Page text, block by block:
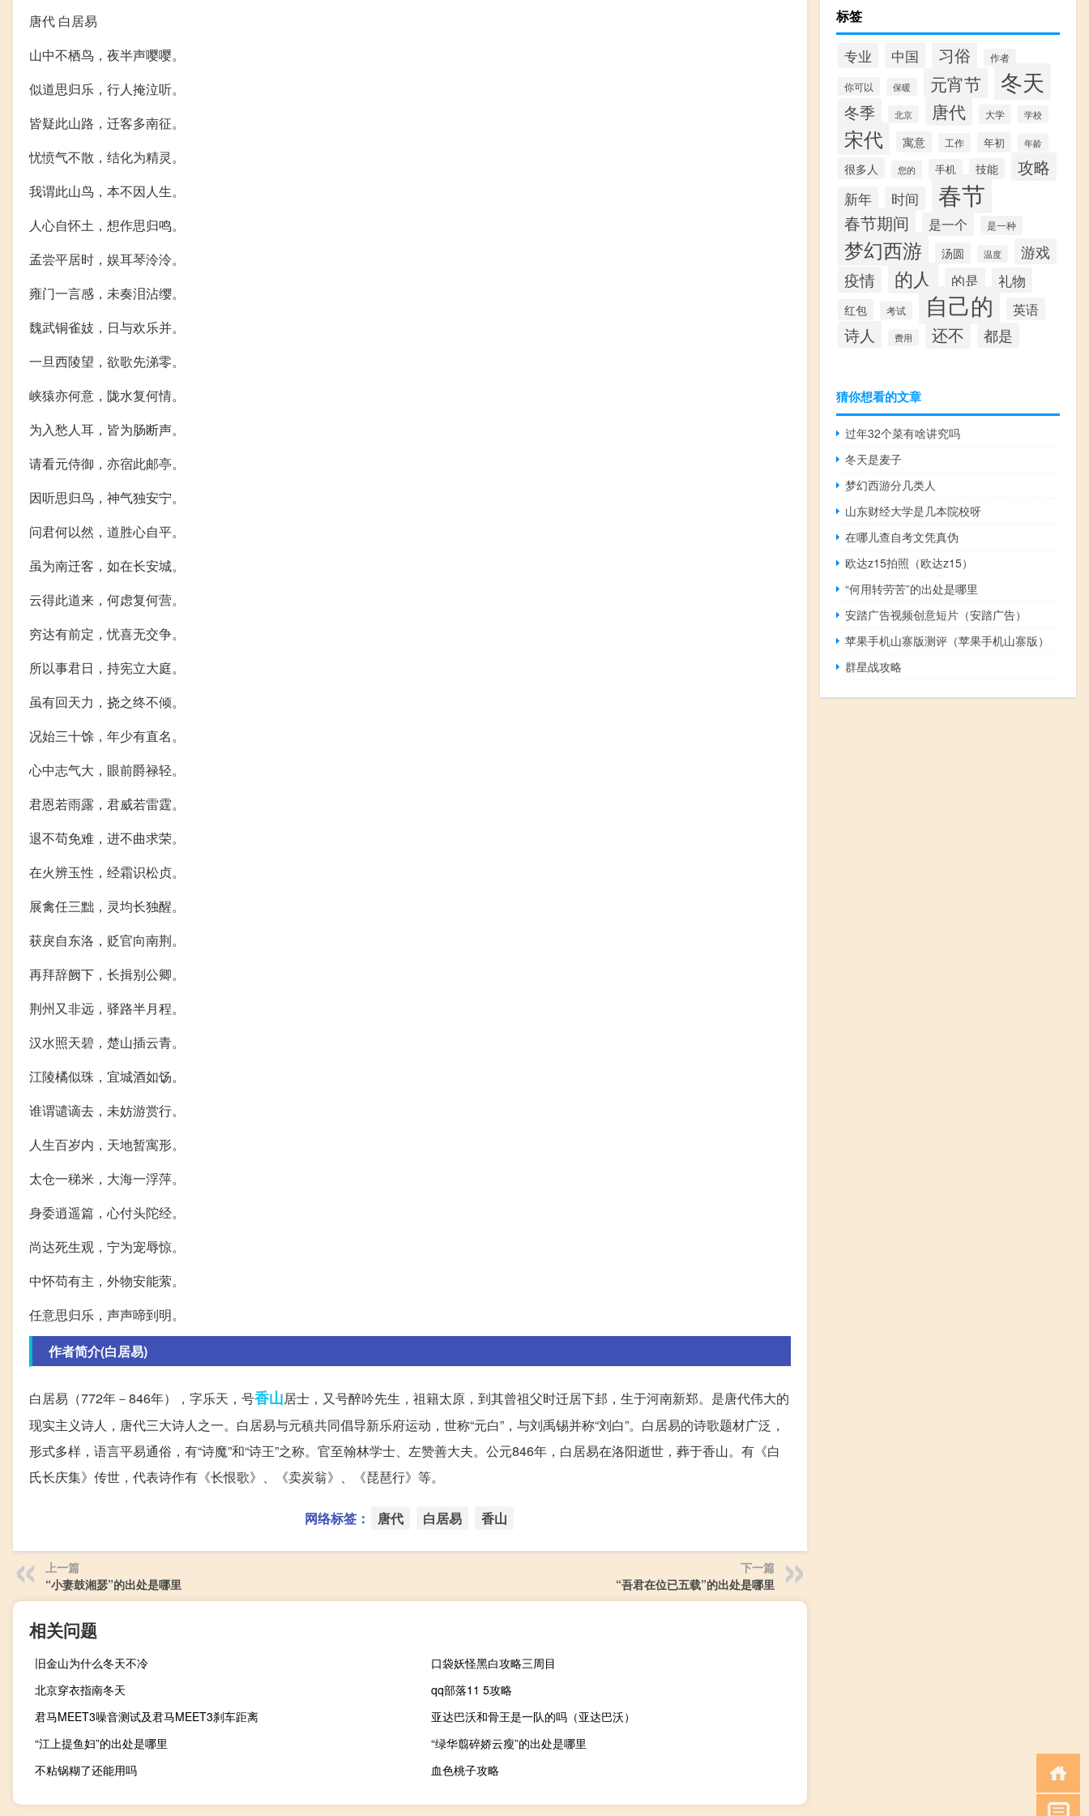
唐代 白居易
山中不栖鸟，夜半声嘤嘤。
似道思归乐，行人掩泣听。
皆疑此山路，迁客多南征。
忧愤气不散，结化为精灵。
我谓此山鸟，本不因人生。
人心自怀土，想作思归鸣。
孟尝平居时，娱耳琴泠泠。
雍门一言感，未奏泪沾缨。
魏武铜雀妓，日与欢乐并。
一旦西陵望，欲歌先涕零。
峡猿亦何意，陇水复何情。
为入愁人耳，皆为肠断声。
请看元侍御，亦宿此邮亭。
因听思归鸟，神气独安宁。
问君何以然，道胜心自平。
虽为南迁客，如在长安城。
云得此道来，何虑复何营。
穷达有前定，忧喜无交争。
所以事君日，持宪立大庭。
虽有回天力，挠之终不倾。
况始三十馀，年少有直名。
心中志气大，眼前爵禄轻。
君恩若雨露，君威若雷霆。
退不苟免难，进不曲求荣。
在火辨玉性，经霜识松贞。
展禽任三黜，灵均长独醒。
获戾自东洛，贬官向南荆。
再拜辞阙下，长揖别公卿。
荆州又非远，驿路半月程。
汉水照天碧，楚山插云青。
江陵橘似珠，宜城酒如饧。
谁谓谴谪去，未妨游赏行。
人生百岁内，天地暂寓形。
太仓一稊米，大海一浮萍。
身委逍遥篇，心付头陀经。
尚达死生观，宁为宠辱惊。
中怀苟有主，外物安能萦。
任意思归乐，声声啼到明。
作者简介(白居易)
白居易（772年－846年），字乐天，号香山居士，又号醉吟先生，祖籍太原，到其曾祖父时迁居下邽，生于河南新郑。是唐代伟大的
现实主义诗人，唐代三大诗人之一。白居易与元稹共同倡导新乐府运动，世称“元白”，与刘禹锡并称“刘白”。白居易的诗歌题材广泛，
形式多样，语言平易通俗，有“诗魔”和“诗王”之称。官至翰林学士、左赞善大夫。公元846年，白居易在洛阳逝世，葬于香山。有《白
氏长庆集》传世，代表诗作有《长恨歌》、《卖炭翁》、《琵琶行》等。
网络标签： 唐代 白居易 香山
上一篇
“小妻鼓湘瑟”的出处是哪里
下一篇
“吾君在位已五载”的出处是哪里
相关问题
旧金山为什么冬天不冷
口袋妖怪黑白攻略三周目
北京穿衣指南冬天
qq部落11 5攻略
君马MEET3噪音测试及君马MEET3刹车距离
亚达巴沃和骨王是一队的吗（亚达巴沃）
“江上提鱼妇”的出处是哪里
“绿华翦碎娇云瘦”的出处是哪里
不粘锅糊了还能用吗
血色桃子攻略
标签
专业 中国 习俗 作者
你可以 保暖 元宵节 冬天
冬季 北京 唐代 大学 学校
宋代 寓意 工作 年初 年龄
很多人 您的 手机 技能 攻略
新年 时间 春节
春节期间 是一个 是一种
梦幻西游 汤圆 温度
游戏
疫情
的人 的是 礼物
红包 考试 自己的 英语
诗人 费用 还不 都是
猜你想看的文章
过年32个菜有啥讲究吗
冬天是麦子
梦幻西游分几类人
山东财经大学是几本院校呀
在哪儿查自考文凭真伪
欧达z15拍照（欧达z15）
“何用转劳苦”的出处是哪里
安踏广告视频创意短片（安踏广告）
苹果手机山寨版测评（苹果手机山寨版）
群星战攻略